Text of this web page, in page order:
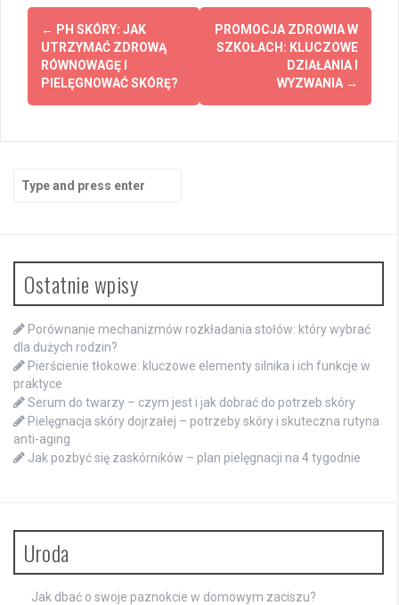
Post
navigation
← PH SKÓRY: JAK
UTRZYMAĆ ZDROWĄ
RÓWNOWAGĘ I
PIELĘGNOWAĆ SKÓRĘ?
PROMOCJA ZDROWIA W
SZKOŁACH: KLUCZOWE
DZIAŁANIA I
WYZWANIA →
Search
for:
Ostatnie wpisy
Porównanie mechanizmów rozkładania stołów: który wybrać
dla dużych rodzin?
Pierścienie tłokowe: kluczowe elementy silnika i ich funkcje w
praktyce
Serum do twarzy – czym jest i jak dobrać do potrzeb skóry
Pielęgnacja skóry dojrzałej – potrzeby skóry i skuteczna rutyna
anti-aging
Jak pozbyć się zaskórników – plan pielęgnacji na 4 tygodnie
Uroda
Jak dbać o swoje paznokcie w domowym zaciszu?